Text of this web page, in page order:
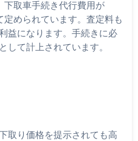
取車手続き代行費用が
められています。査定料も
益になります。手続きに必
して計上されています。
取り価格を提示されても高